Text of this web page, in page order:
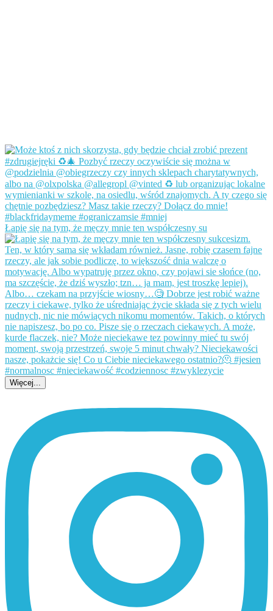
Łapię się na tym, że męczy mnie ten współczesny su
Więcej...